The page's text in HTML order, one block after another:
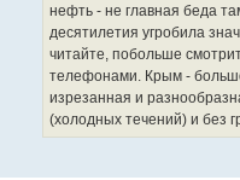
нефть - не главная беда
десятилетия угробила
читайте, побольше
телефонами. Крым -
изрезанная и
(холодных течений) и без